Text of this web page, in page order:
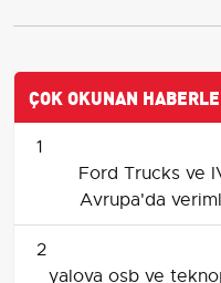
ÇOK OKUNAN
1
Ford Trucks ve
Avrupa'da
2
yalova osb ve